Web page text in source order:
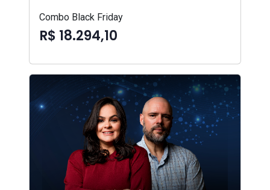
Combo Black Friday
R$ 18.294,10